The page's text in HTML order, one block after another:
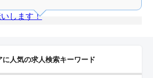
に人気の求人検索キーワード